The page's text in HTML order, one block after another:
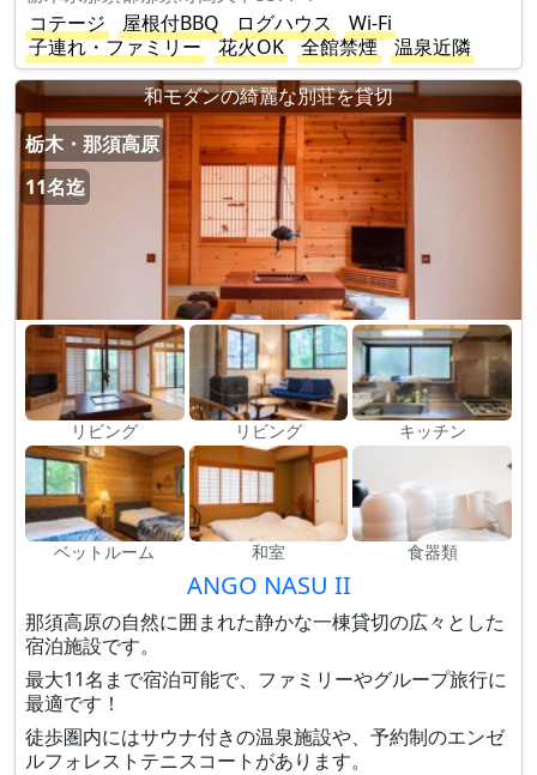
コテージ
屋根付BBQ ログハウス
Wi-Fi
子連れ・ファミリー
花火OK 全館禁煙
温泉近隣
和モダンの綺麗な別荘を貸切
栃木・那須高原
11名迄
リビング リビング キッチン
ベットルーム 和室 食器類
ANGO NASU II
那須高原の自然に囲まれた静かな一棟貸切の広々とした
宿泊施設です。
最大11名まで宿泊可能で、ファミリーやグループ旅行に
最適です！
徒歩圏内にはサウナ付きの温泉施設や、予約制のエンゼ
ルフォレストテニスコートがあります。